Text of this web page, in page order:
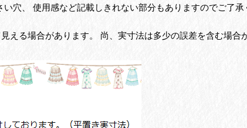
穴、 使用感など記載しきれない部分もありますのでご了承
える場合があります。 尚、実寸法は多少の誤差を含む場合